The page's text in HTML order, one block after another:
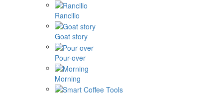
Rancilio
Goat story
Pour-over
Morning